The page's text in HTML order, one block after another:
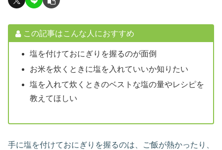
この記事はこんな人におすすめ
塩を付けておにぎりを握るのが面倒
お米を炊くときに塩を入れていいか知りたい
塩を入れて炊くときのベストな塩の量やレシピを
教えてほしい
手に塩を付けておにぎりを握るのは、ご飯が熱かったり、